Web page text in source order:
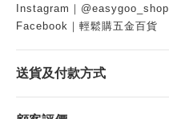
Instagram｜@easygoo_shop
Facebook｜輕鬆購五金百貨
送貨及付款方式